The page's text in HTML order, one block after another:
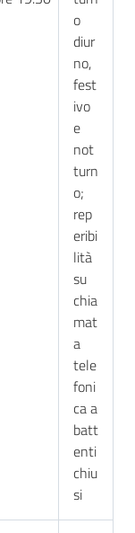
o
diur
no,
fest
ivo
e
not
turn
o;
rep
eribi
lità
su
chia
mat
a
tele
foni
ca a
batt
enti
chiu
si